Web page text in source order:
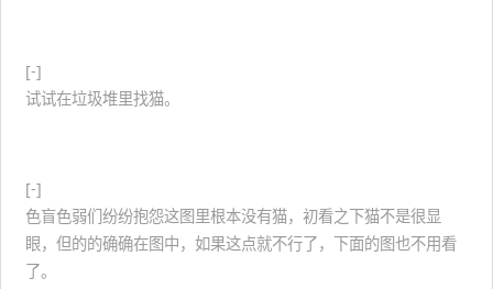
[-]
试试在垃圾堆里找猫。
[-]
色盲色弱们纷纷抱怨这图里根本没有猫，初看之下猫不是很显
眼，但的的确确在图中，如果这点就不行了，下面的图也不用看
了。